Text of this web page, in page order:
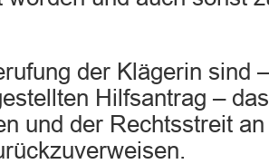
der Klägerin sind
Hilfsantrag –
und der Rechtsstreit